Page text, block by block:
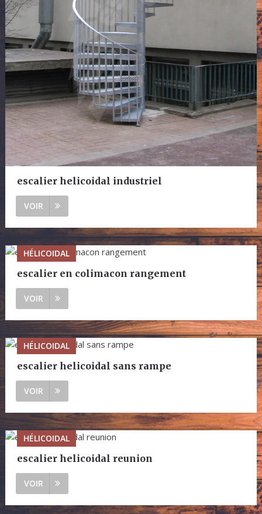
escalier helicoidal industriel
VOIR
HÉLICOIDAL
escalier en colimacon rangement
VOIR
HÉLICOIDAL
escalier helicoidal sans rampe
VOIR
HÉLICOIDAL
escalier helicoidal reunion
VOIR